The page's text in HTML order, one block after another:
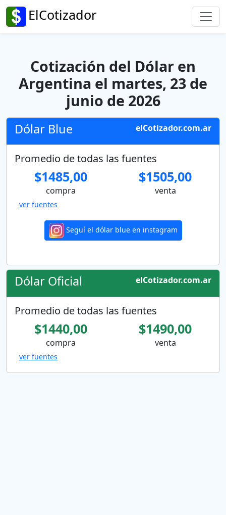
ElCotizador
Cotización del Dólar en
Argentina el martes, 23 de
junio de 2026
Dólar Blue elCotizador.com.ar
Promedio de todas las fuentes
$1485,00
compra
$1505,00
venta
ver fuentes
Seguí el dólar blue en instagram
Dólar Oficial elCotizador.com.ar
Promedio de todas las fuentes
$1440,00
compra
$1490,00
venta
ver fuentes